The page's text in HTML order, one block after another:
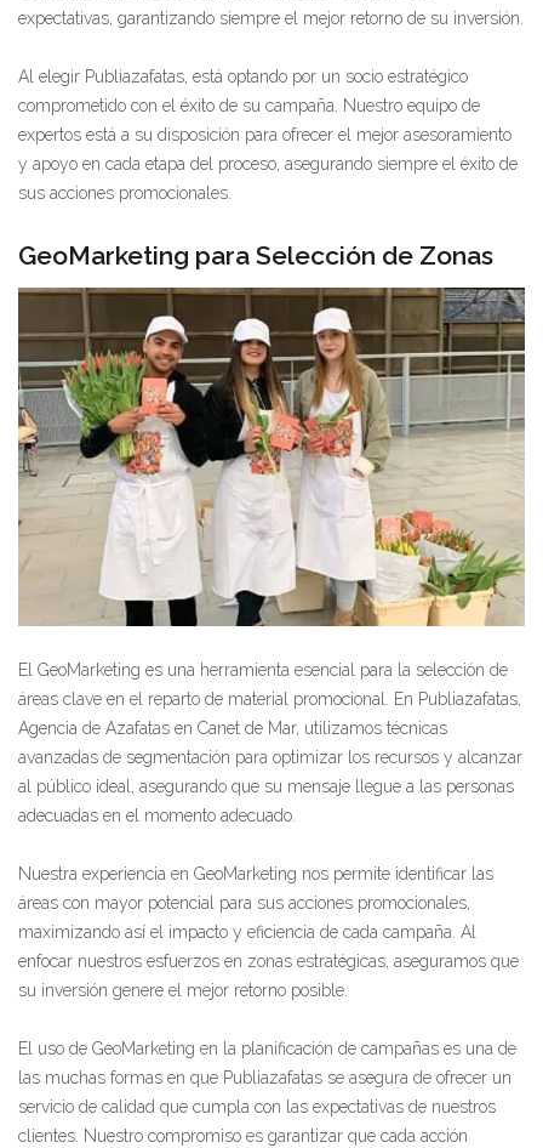
expectativas, garantizando siempre el mejor retorno de su inversión.
Al elegir Publiazafatas, está optando por un socio estratégico
comprometido con el éxito de su campaña. Nuestro equipo de
expertos está a su disposición para ofrecer el mejor asesoramiento
y apoyo en cada etapa del proceso, asegurando siempre el éxito de
sus acciones promocionales.
GeoMarketing para Selección de Zonas
El GeoMarketing es una herramienta esencial para la selección de
áreas clave en el reparto de material promocional. En Publiazafatas,
Agencia de Azafatas en Canet de Mar, utilizamos técnicas
avanzadas de segmentación para optimizar los recursos y alcanzar
al público ideal, asegurando que su mensaje llegue a las personas
adecuadas en el momento adecuado.
Nuestra experiencia en GeoMarketing nos permite identificar las
áreas con mayor potencial para sus acciones promocionales,
maximizando así el impacto y eficiencia de cada campaña. Al
enfocar nuestros esfuerzos en zonas estratégicas, aseguramos que
su inversión genere el mejor retorno posible.
El uso de GeoMarketing en la planificación de campañas es una de
las muchas formas en que Publiazafatas se asegura de ofrecer un
servicio de calidad que cumpla con las expectativas de nuestros
clientes. Nuestro compromiso es garantizar que cada acción